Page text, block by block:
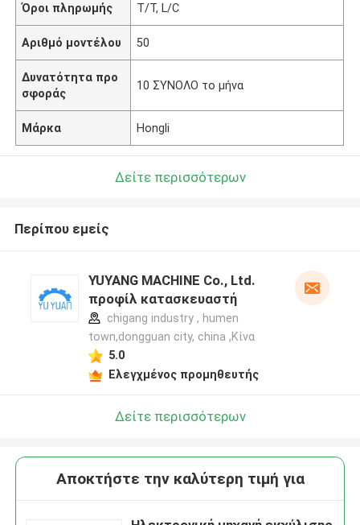
Όροι πληρωμής T/T, L/C
Αριθμό μοντέλου 50
Δυνατότητα προ
σφοράς
10 ΣΥΝΟΛΟ το μήνα
Μάρκα Hongli
Δείτε περισσότερων
Περίπου εμείς
YUYANG MACHINE Co., Ltd.
προφίλ κατασκευαστή
chigang industry , humen
town,dongguan city, china ,Κίνα
5.0
Ελεγχμένος προμηθευτής
Δείτε περισσότερων
Αποκτήστε την καλύτερη τιμή για